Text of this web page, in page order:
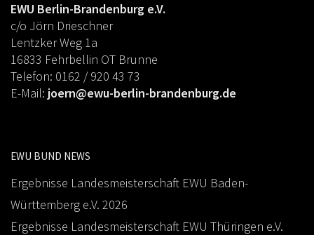
EWU Berlin-Brandenburg e.V.
c/o Jörn Drieschner
Lentzker Weg 1a
16833 Fehrbellin OT Brunne
Telefon: 0162 / 920 43 73
E-Mail: joern@ewu-berlin-brandenburg.de
EWU BUND NEWS
Ergebnisse Landesmeisterschaft EWU Baden-
Württemberg e.V. 2026
Ergebnisse Landesmeisterschaft EWU Thüringen e.V.